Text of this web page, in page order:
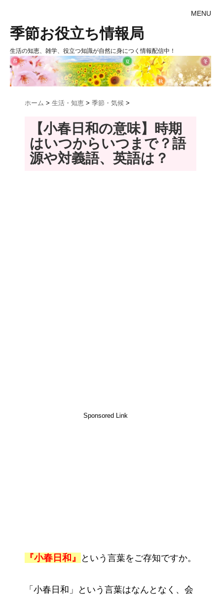
MENU
季節お役立ち情報局
生活の知恵、雑学、役立つ知識が自然に身につく情報配信中！
ホーム > 生活・知恵 > 季節・気候 >
【小春日和の意味】時期
はいつからいつまで？語
源や対義語、英語は？
Sponsored Link
『小春日和』 という言葉をご存知ですか。
「小春日和」という言葉はなんとなく、会